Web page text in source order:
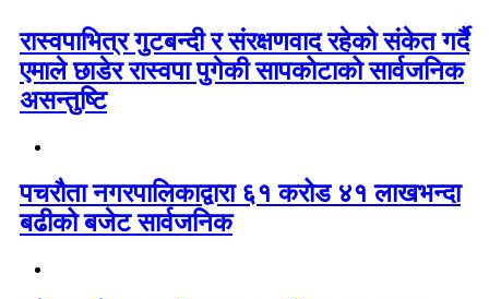
रास्वपाभित्र गुटबन्दी र संरक्षणवाद रहेको संकेत गर्दै
एमाले छाडेर रास्वपा पुगेकी सापकोटाको सार्वजनिक
असन्तुष्टि
पचरौता नगरपालिकाद्वारा ६१ करोड ४१ लाखभन्दा
बढीको बजेट सार्वजनिक